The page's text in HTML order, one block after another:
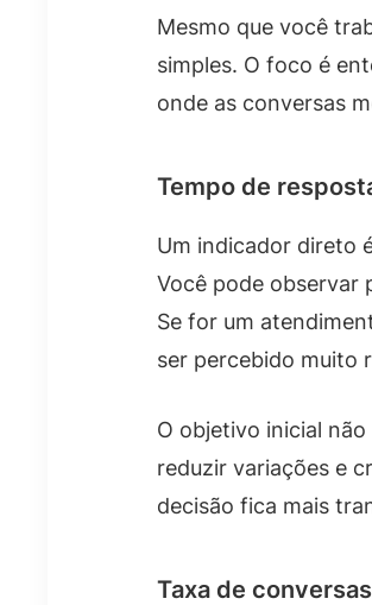
Mesmo que você
simples. O foco é
onde as conversas
Tempo de
Um indicador direto
Você pode observar
Se for um
ser percebido muito
O objetivo inicial
reduzir variações e
decisão fica mais
Taxa de